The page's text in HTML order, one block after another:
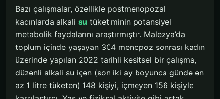
Bazı çalışmalar, özellikle postmenopozal
kadınlarda alkali su tüketiminin potansiyel
metabolik faydalarını araştırmıştır. Malezya’da
toplum içinde yaşayan 304 menopoz sonrası kadın
üzerinde yapılan 2022 tarihli kesitsel bir çalışma,
düzenli alkali su içen (son iki ay boyunca günde en
az 1 litre tüketen) 148 kişiyi, içmeyen 156 kişiyle